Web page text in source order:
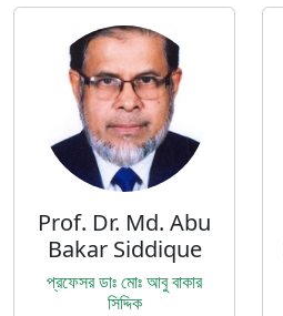
Prof. Dr. Md. Abu
Bakar Siddique
প্রফেসর ডাঃ মোঃ আবু বাকার
সিদ্দিক